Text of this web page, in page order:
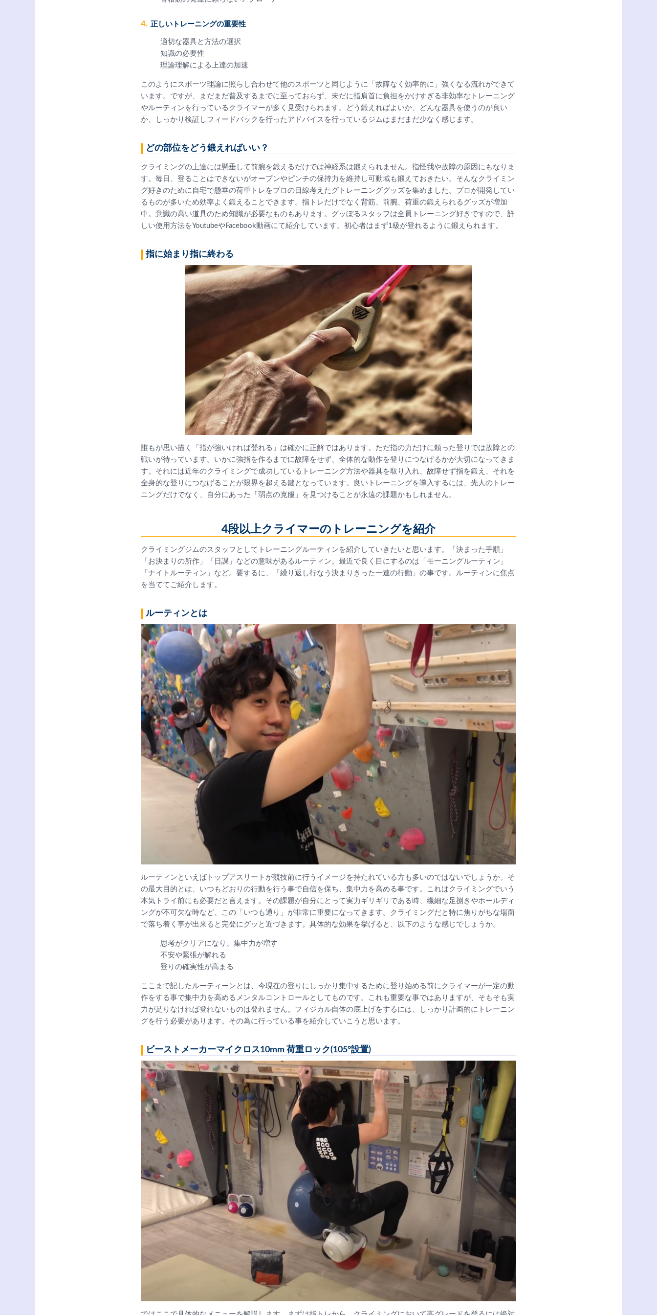
4. 正しいトレーニングの重要性
適切な器具と方法の選択
知識の必要性
理論理解による上達の加速
このようにスポーツ理論に照らし合わせて他のスポーツと同じように「故障なく効率的に」強くなる流れができて
います。ですが、まだまだ普及するまでに至っておらず、未だに指肩首に負担をかけすぎる非効率なトレーニング
やルーティンを行っているクライマーが多く見受けられます。どう鍛えればよいか、どんな器具を使うのが良い
か、しっかり検証しフィードバックを行ったアドバイスを行っているジムはまだまだ少なく感じます。
どの部位をどう鍛えればいい？
クライミングの上達には懸垂して前腕を鍛えるだけでは神経系は鍛えられません。指怪我や故障の原因にもなりま
す。毎日、登ることはできないがオープンやピンチの保持力を維持し可動域も鍛えておきたい。そんなクライミン
グ好きのために自宅で懸垂の荷重トレをプロの目線考えたグトレーニンググッズを集めました。プロが開発してい
るものが多いため効率よく鍛えることできます。指トレだけでなく背筋、前腕、荷重の鍛えられるグッズが増加
中。意識の高い道具のため知識が必要なものもあります。グッぼるスタッフは全員トレーニング好きですので、詳
しい使用方法をYoutubeやFacebook動画にて紹介しています。初心者はまず1級が登れるように鍛えられます。
指に始まり指に終わる
誰もが思い描く「指が強いければ登れる」は確かに正解ではあります。ただ指の力だけに頼った登りでは故障との
戦いが待っています。いかに強指を作るまでに故障をせず、全体的な動作を登りにつなげるかが大切になってきま
す。それには近年のクライミングで成功しているトレーニング方法や器具を取り入れ、故障せず指を鍛え、それを
全身的な登りにつなげることが限界を超える鍵となっています。良いトレーニングを導入するには、先人のトレー
ニングだけでなく、自分にあった「弱点の克服」を見つけることが永遠の課題かもしれません。
4段以上クライマーのトレーニングを紹介
クライミングジムのスタッフとしてトレーニングルーティンを紹介していきたいと思います。「決まった手順」
「お決まりの所作」「日課」などの意味があるルーティン。最近で良く目にするのは「モーニングルーティン」
「ナイトルーティン」など。要するに、「繰り返し行なう決まりきった一連の行動」の事です。ルーティンに焦点
を当ててご紹介します。
ルーティンとは
ルーティンといえばトップアスリートが競技前に行うイメージを持たれている方も多いのではないでしょうか。そ
の最大目的とは、いつもどおりの行動を行う事で自信を保ち、集中力を高める事です。これはクライミングでいう
本気トライ前にも必要だと言えます。その課題が自分にとって実力ギリギリである時、繊細な足捌きやホールディ
ングが不可欠な時など、この「いつも通り」が非常に重要になってきます。クライミングだと特に焦りがちな場面
で落ち着く事が出来ると完登にグッと近づきます。具体的な効果を挙げると、以下のような感じでしょうか。
思考がクリアになり、集中力が増す
不安や緊張が解れる
登りの確実性が高まる
ここまで記したルーティーンとは、今現在の登りにしっかり集中するために登り始める前にクライマーが一定の動
作をする事で集中力を高めるメンタルコントロールとしてものです。これも重要な事ではありますが、そもそも実
力が足りなければ登れないものは登れません。フィジカル自体の底上げをするには、しっかり計画的にトレーニン
グを行う必要があります。その為に行っている事を紹介していこうと思います。
ビーストメーカーマイクロス10mm 荷重ロック(105°設置)